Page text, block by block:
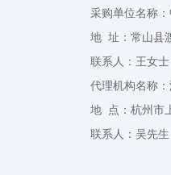
采购单位名称
地 址：常山县
联系人：王女
代理机构名称
地 点：杭州市
联系人：吴先